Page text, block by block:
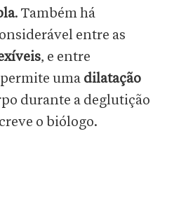
. Também há
entre as
, e entre
permite uma dilatação
durante a deglutição
o biólogo.